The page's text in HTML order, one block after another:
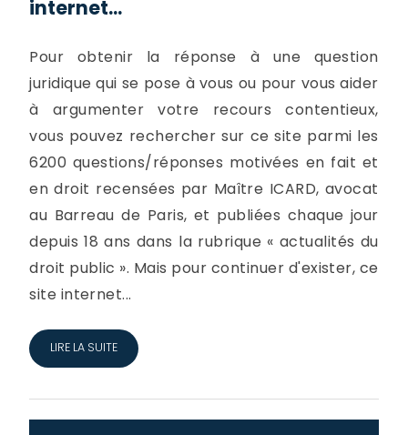
internet...
Pour obtenir la réponse à une question
juridique qui se pose à vous ou pour vous aider
à argumenter votre recours contentieux,
vous pouvez rechercher sur ce site parmi les
6200 questions/réponses motivées en fait et
en droit recensées par Maître ICARD, avocat
au Barreau de Paris, et publiées chaque jour
depuis 18 ans dans la rubrique « actualités du
droit public ». Mais pour continuer d'exister, ce
site internet...
LIRE LA SUITE